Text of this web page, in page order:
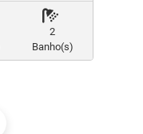
2
Banho(s)